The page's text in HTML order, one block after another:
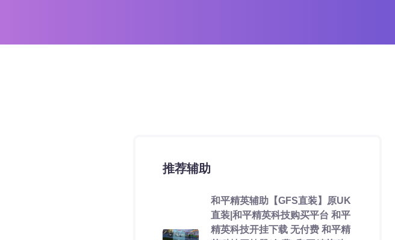
推荐辅助
和平精英辅助【GFS直装】原UK
直装|和平精英科技购买平台 和平
精英科技开挂下载 无付费 和平精